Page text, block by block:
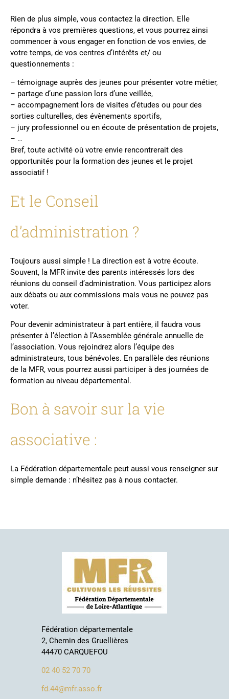
Rien de plus simple, vous contactez la direction. Elle
répondra à vos premières questions, et vous pourrez ainsi
commencer à vous engager en fonction de vos envies, de
votre temps, de vos centres d’intérêts et/ ou
questionnements :
– témoignage auprès des jeunes pour présenter votre métier,
– partage d’une passion lors d’une veillée,
– accompagnement lors de visites d’études ou pour des
sorties culturelles, des évènements sportifs,
– jury professionnel ou en écoute de présentation de projets,
– …
Bref, toute activité où votre envie rencontrerait des
opportunités pour la formation des jeunes et le projet
associatif !
Et le Conseil
d’administration ?
Toujours aussi simple ! La direction est à votre écoute.
Souvent, la MFR invite des parents intéressés lors des
réunions du conseil d’administration. Vous participez alors
aux débats ou aux commissions mais vous ne pouvez pas
voter.
Pour devenir administrateur à part entière, il faudra vous
présenter à l’élection à l’Assemblée générale annuelle de
l’association. Vous rejoindrez alors l’équipe des
administrateurs, tous bénévoles. En parallèle des réunions
de la MFR, vous pourrez aussi participer à des journées de
formation au niveau départemental.
Bon à savoir sur la vie
associative :
La Fédération départementale peut aussi vous renseigner sur
simple demande : n’hésitez pas à nous contacter.
Fédération départementale
2, Chemin des Gruellières
44470 CARQUEFOU
02 40 52 70 70
fd.44@mfr.asso.fr